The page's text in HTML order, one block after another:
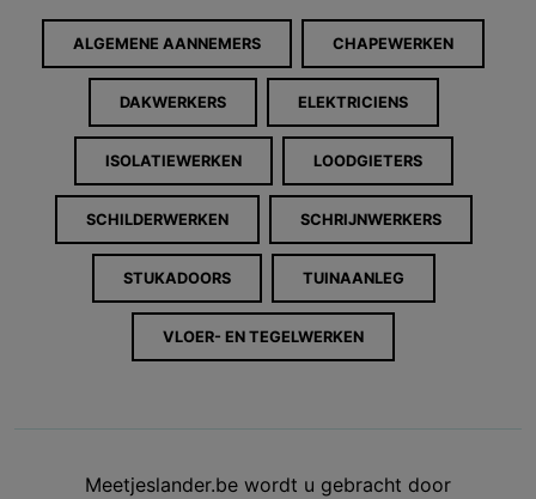
ALGEMENE AANNEMERS CHAPEWERKEN
DAKWERKERS ELEKTRICIENS
ISOLATIEWERKEN LOODGIETERS
SCHILDERWERKEN SCHRIJNWERKERS
STUKADOORS TUINAANLEG
VLOER- EN TEGELWERKEN
Meetjeslander.be wordt u gebracht door